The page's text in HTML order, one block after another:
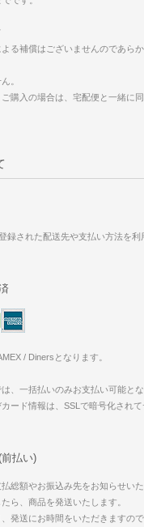
る補償はございませんのであらか
。
購入の場合は、宅配便と一緒に
録された配送先や支払い方法を利
/ Dinersとなります。
、一括払いのみお支払い可能とな
ード情報は、SSLで暗号化され
払い)
総額やお振込み先をお知らせいた
ら、商品を発送いたします。
発送にお時間をいただきますの